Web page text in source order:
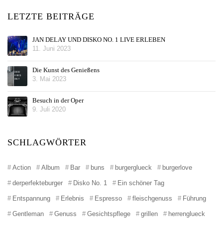
LETZTE BEITRÄGE
JAN DELAY UND DISKO NO. 1 LIVE ERLEBEN
11. Juni 2023
Die Kunst des Genießens
3. Mai 2023
Besuch in der Oper
9. Juli 2020
SCHLAGWÖRTER
Action Album Bar buns burgerglueck burgerlove
derperfekteburger Disko No. 1 Ein schöner Tag
Entspannung Erlebnis Espresso fleischgenuss Führung
Gentleman Genuss Gesichtspflege grillen herrenglueck